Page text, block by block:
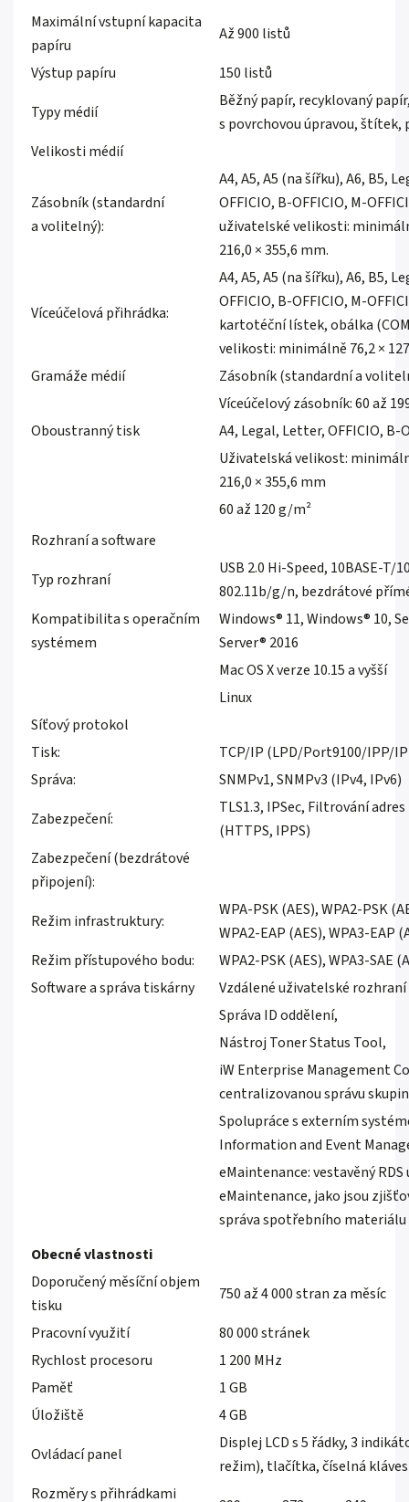
Maximální vstupní kapacita
papíru
Až 900 listů
Výstup papíru
150 listů
Typy médií
Běžný papír, recyklovaný
s povrchovou úpravou, štítek,
Velikosti médií
Zásobník (standardní
a volitelný):
A4, A5, A5 (na šířku), A6, B5,
OFFICIO, B-OFFICIO, M-
uživatelské velikosti:
216,0 × 355,6 mm.
Víceúčelová přihrádka:
A4, A5, A5 (na šířku), A6, B5,
OFFICIO, B-OFFICIO, M-
kartotéční lístek, obálka
velikosti: minimálně 76,2 ×
Gramáže médií
Zásobník (standardní a
Víceúčelový zásobník: 60 až
Oboustranný tisk
A4, Legal, Letter, OFFICIO, B-
Uživatelská velikost:
216,0 × 355,6 mm
60 až 120 g/m²
Rozhraní a software
Typ rozhraní
USB 2.0 Hi-Speed, 10BASE-T/
802.11b/g/n, bezdrátové
Kompatibilita s operačním
systémem
Windows® 11, Windows® 10,
Server® 2016
Mac OS X verze 10.15 a vyšší
Linux
Síťový protokol
Tisk:
TCP/IP (LPD/Port9100/IPP/
Správa:
SNMPv1, SNMPv3 (IPv4, IPv6)
Zabezpečení:
TLS1.3, IPSec, Filtrování adres
(HTTPS, IPPS)
Zabezpečení (bezdrátové
připojení):
Režim infrastruktury:
WPA-PSK (AES), WPA2-PSK
WPA2-EAP (AES), WPA3-EAP
Režim přístupového bodu:
WPA2-PSK (AES), WPA3-SAE
Software a správa tiskárny
Vzdálené uživatelské rozhraní
Správa ID oddělení,
Nástroj Toner Status Tool,
iW Enterprise Management
centralizovanou správu
Spolupráce s externím
Information and Event
eMaintenance: vestavěný
eMaintenance, jako jsou
správa spotřebního materiálu
Obecné vlastnosti
Doporučený měsíční objem
tisku
750 až 4 000 stran za měsíc
Pracovní využití
80 000 stránek
Rychlost procesoru
1 200 MHz
Paměť
1 GB
Úložiště
4 GB
Ovládací panel
Displej LCD s 5 řádky, 3
režim), tlačítka, číselná
Rozměry s přihrádkami